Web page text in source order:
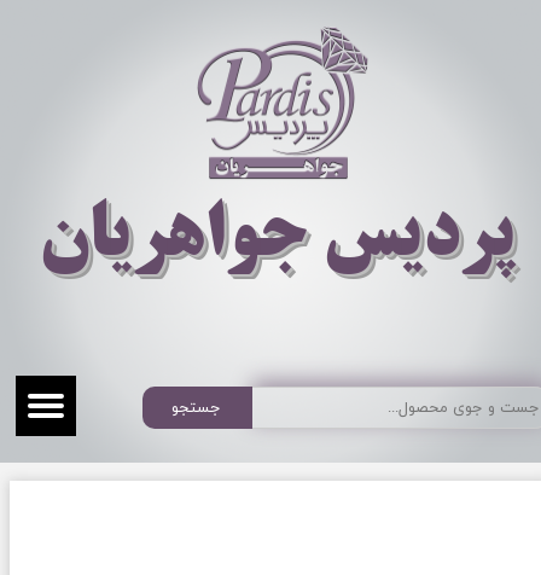
​​​​پردیس جواهریان
جستجو